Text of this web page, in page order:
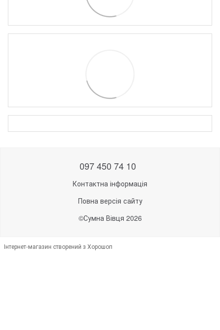
097 450 74 10
Контактна інформація
Повна версія сайту
©Сумна Вівця 2026
Інтернет-магазин створений з Хорошоп